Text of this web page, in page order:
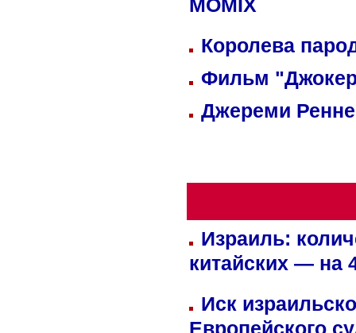
MOMIX
Королева
Фильм
Джереми
Израиль:
китайских — на
Иск